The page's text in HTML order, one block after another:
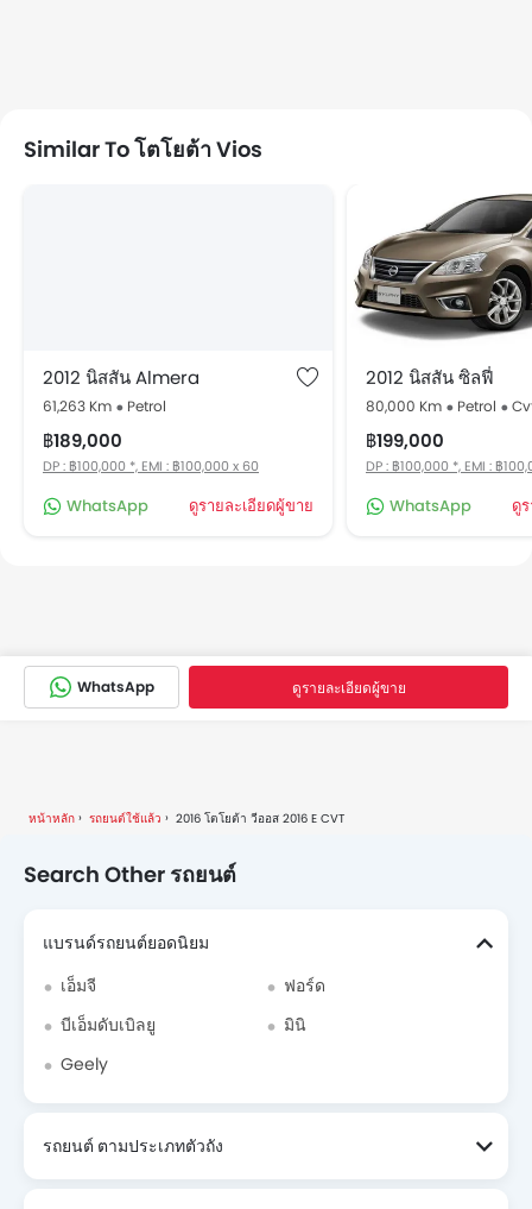
Similar To โตโยต้า Vios
2012 นิสสัน Almera
61,263 Km Petrol
฿189,000
DP : ฿100,000 *, EMI : ฿100,000 x 60
WhatsApp ดูรายละเอียดผู้ขาย
2012 นิสสัน ซิลฟี่
80,000 Km Petrol
฿199,000
DP : ฿100,000 *, EMI : ฿
WhatsApp ดู
WhatsApp ดูรายละเอียดผู้ขาย
หน้าหลัก รถยนต์ใช้แล้ว 2016 โตโยต้า วีออส 2016 E CVT
Search Other รถยนต์
แบรนด์รถยนต์ยอดนิยม
เอ็มจี
ฟอร์ด
บีเอ็มดับเบิลยู
มินิ
Geely
รถยนต์ ตามประเภทตัวถัง